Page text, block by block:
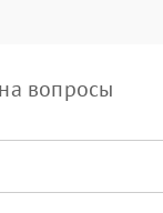
вопросы